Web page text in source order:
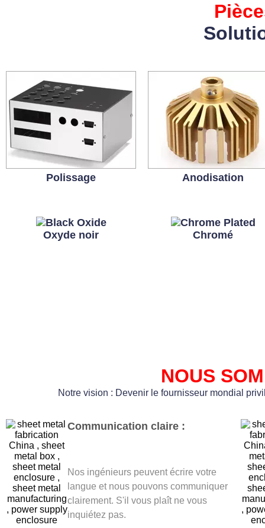
Polissage Anodisation
Oxyde noir Chromé
NOUS
Notre vision : Devenir le fournisseur mondial
Communication claire :
Nos ingénieurs peuvent écrire votre
langue et nous pouvons communiquer
clairement. S'il vous plaît ne vous
inquiétez pas.